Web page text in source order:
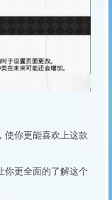
使你更能喜欢上这款
你更全面的了解这个